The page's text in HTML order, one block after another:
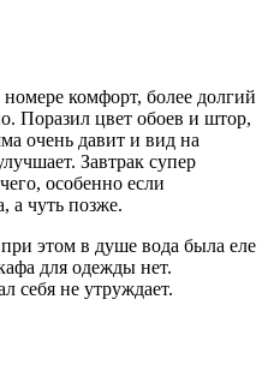
комфорт, более долгий
Поразил цвет обоев и штор,
очень давит и вид на
Завтрак супер
особенно если
а чуть позже.
этом в душе вода была еле
для одежды нет.
себя не утруждает.